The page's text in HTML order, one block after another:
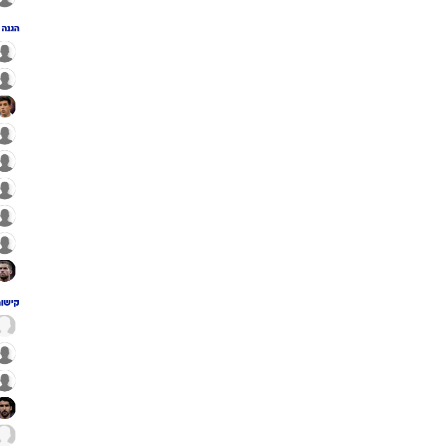
ענפים נוספים
ארכיון מדורים
הגנה